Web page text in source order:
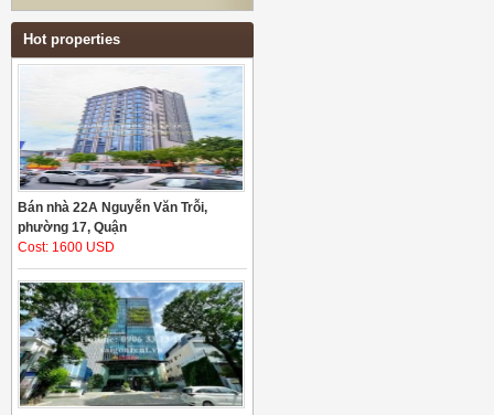
Hot properties
Bán nhà 22A Nguyễn Văn Trỗi,
phường 17, Quận
Cost: 1600 USD